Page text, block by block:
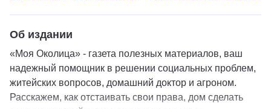
Об издании
«Моя Околица» - газета полезных материалов, ваш
надежный помощник в решении социальных проблем,
житейских вопросов, домашний доктор и агроном.
Расскажем, как отстаивать свои права, дом сделать